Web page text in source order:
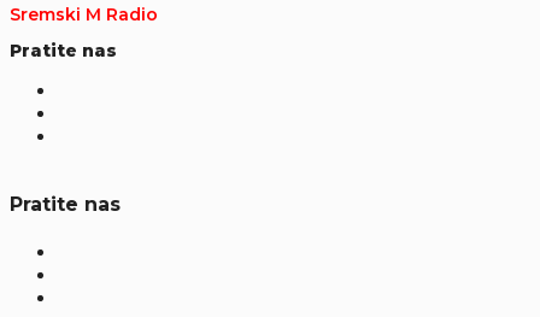
Sremski M Radio
Pratite nas
Pratite nas